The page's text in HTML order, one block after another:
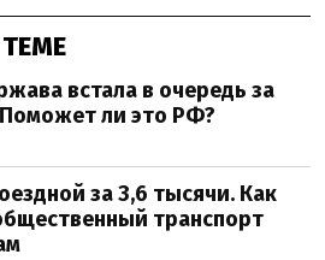
встала в очередь за
ли это РФ?
за 3,6 тысячи. Как
транспорт